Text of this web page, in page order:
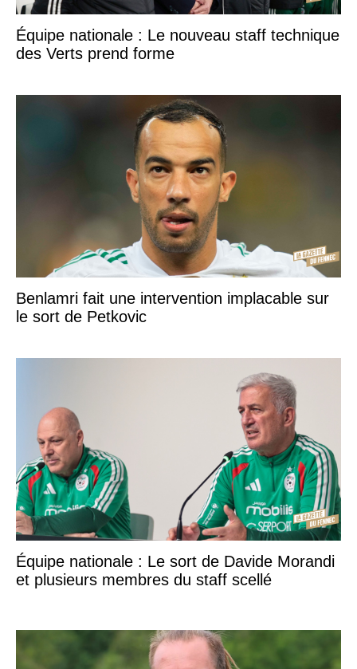
Équipe nationale : Le nouveau staff technique
des Verts prend forme
Benlamri fait une intervention implacable sur
le sort de Petkovic
Équipe nationale : Le sort de Davide Morandi
et plusieurs membres du staff scellé